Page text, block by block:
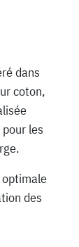
dans
coton,
les
optimale
des